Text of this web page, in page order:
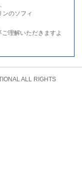
のソフィ
理解いただきますよ